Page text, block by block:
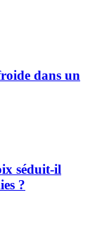
dans un
séduit-il
?